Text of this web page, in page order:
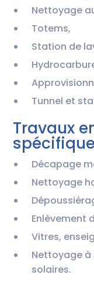
Nettoyage
Totems,
Station de
Tunnel et
Travaux
Décapage
Nettoyage
Enlèvement
Vitres,
Nettoyage à
solaires.